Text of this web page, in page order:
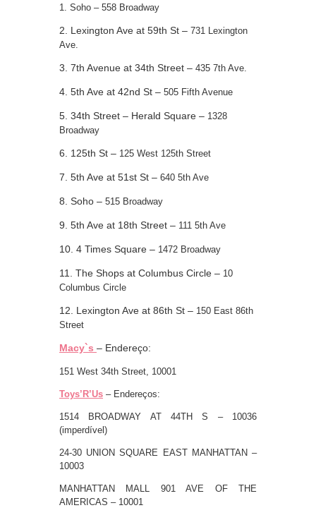
1. Soho – 558 Broadway
2. Lexington Ave at 59th St – 731 Lexington
Ave.
3. 7th Avenue at 34th Street – 435 7th Ave.
4. 5th Ave at 42nd St – 505 Fifth Avenue
5. 34th Street – Herald Square – 1328
Broadway
6. 125th St – 125 West 125th Street
7. 5th Ave at 51st St – 640 5th Ave
8. Soho – 515 Broadway
9. 5th Ave at 18th Street – 111 5th Ave
10. 4 Times Square – 1472 Broadway
11. The Shops at Columbus Circle – 10
Columbus Circle
12. Lexington Ave at 86th St – 150 East 86th
Street
Macy`s – Endereço:
151 West 34th Street, 10001
Toys’R’Us – Endereços:
1514 BROADWAY AT 44TH S – 10036
(imperdível)
24-30 UNION SQUARE EAST MANHATTAN –
10003
MANHATTAN MALL 901 AVE OF THE
AMERICAS – 10001